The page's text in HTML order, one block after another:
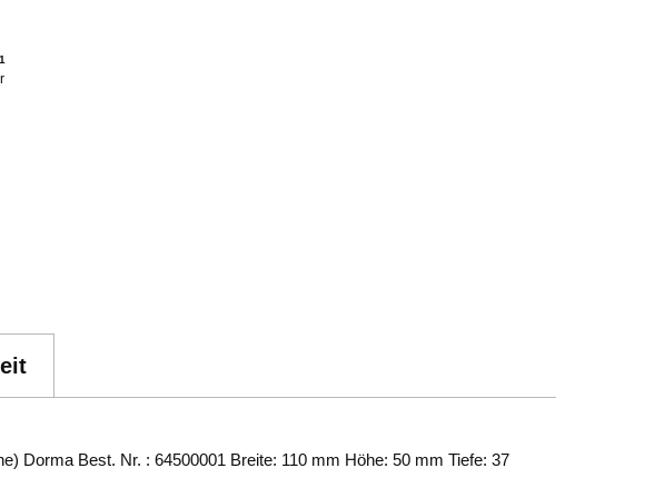
Dorma Best. Nr. : 64500001 Breite: 110 mm Höhe: 50 mm Tiefe: 37